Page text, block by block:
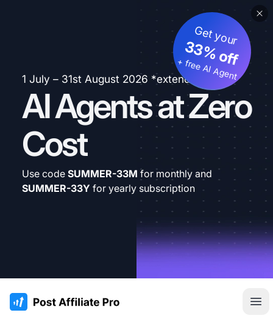
1 July – 31st August 2026 *extended
AI Agents at Zero
Cost
Get your
33% off
+ free AI Agent
Use code SUMMER-33M for monthly and
SUMMER-33Y for yearly subscription
:site.title